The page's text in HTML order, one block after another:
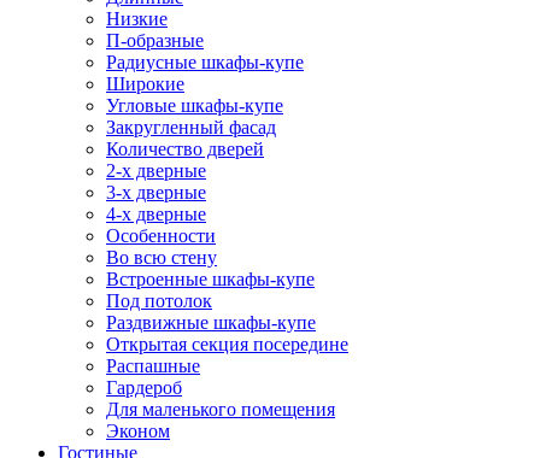
Низкие
П-образные
Радиусные шкафы-купе
Широкие
Угловые шкафы-купе
Закругленный фасад
Количество дверей
2-х дверные
3-х дверные
4-х дверные
Особенности
Во всю стену
Встроенные шкафы-купе
Под потолок
Раздвижные шкафы-купе
Открытая секция посередине
Распашные
Гардероб
Для маленького помещения
Эконом
Гостиные